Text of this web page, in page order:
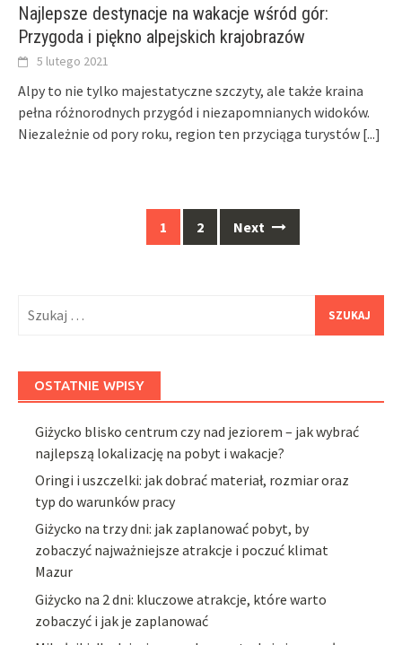
Najlepsze destynacje na wakacje wśród gór:
Przygoda i piękno alpejskich krajobrazów
5 lutego 2021
Alpy to nie tylko majestatyczne szczyty, ale także kraina
pełna różnorodnych przygód i niezapomnianych widoków.
Niezależnie od pory roku, region ten przyciąga turystów [...]
1 2 Next
OSTATNIE WPISY
Giżycko blisko centrum czy nad jeziorem – jak wybrać
najlepszą lokalizację na pobyt i wakacje?
Oringi i uszczelki: jak dobrać materiał, rozmiar oraz
typ do warunków pracy
Giżycko na trzy dni: jak zaplanować pobyt, by
zobaczyć najważniejsze atrakcje i poczuć klimat
Mazur
Giżycko na 2 dni: kluczowe atrakcje, które warto
zobaczyć i jak je zaplanować